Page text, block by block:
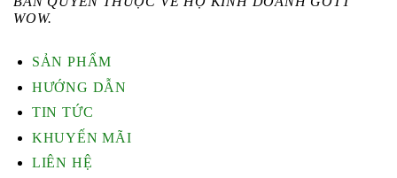
WOW.
SẢN PHẨM
HƯỚNG DẪN
TIN TỨC
KHUYẾN MÃI
LIÊN HỆ